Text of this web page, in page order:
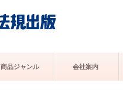
商品ジャンル 会社案内